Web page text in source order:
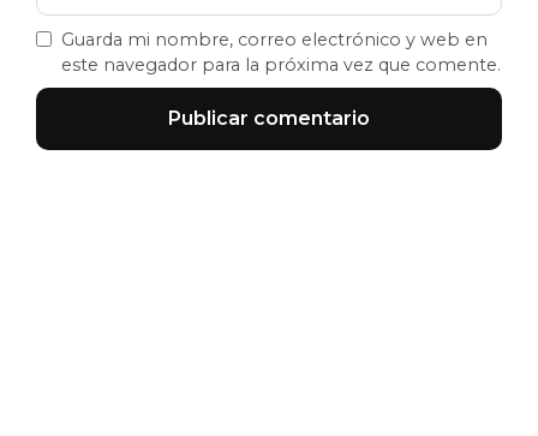
Guarda mi nombre, correo electrónico y web en
este navegador para la próxima vez que comente.